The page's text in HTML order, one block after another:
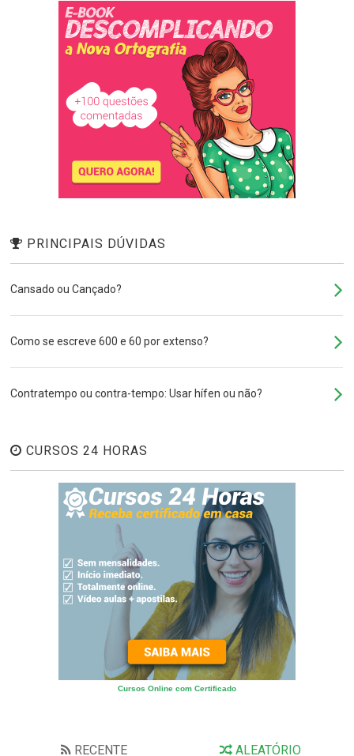
PRINCIPAIS DÚVIDAS
Cansado ou Cançado?
Como se escreve 600 e 60 por extenso?
Contratempo ou contra-tempo: Usar hífen ou não?
CURSOS 24 HORAS
Cursos Online com Certificado
RECENTE ALEATÓRIO